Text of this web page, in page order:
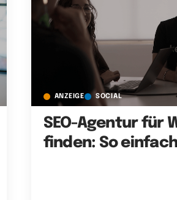
ANZEIGE SOCIAL
SEO-Agentur für
finden: So